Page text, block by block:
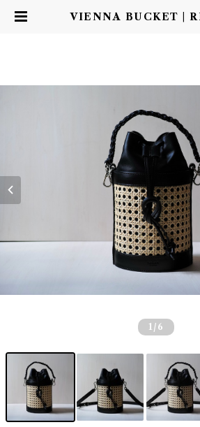
VIENNA BUCKET |
1 /6